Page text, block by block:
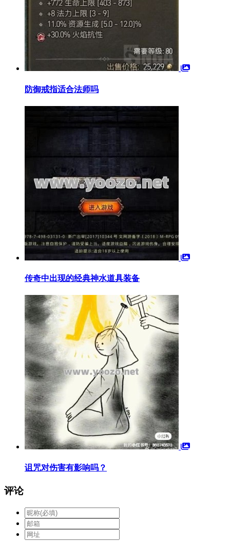
防御戒指适合法师吗
传奇中出现的经典神水道具装备
诅咒对伤害有影响吗？
评论